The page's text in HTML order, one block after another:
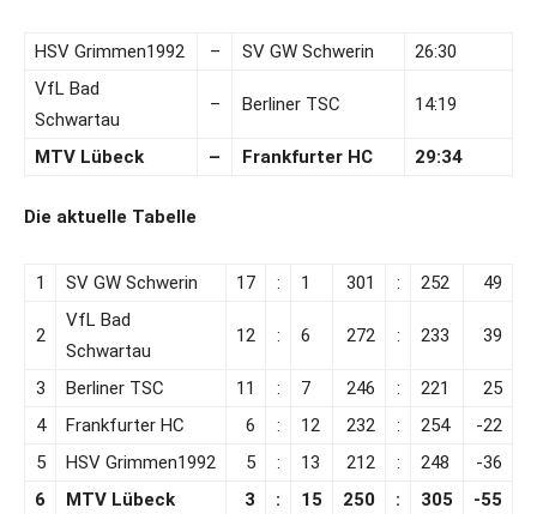
HSV Grimmen1992 – SV GW Schwerin
26:30
VfL Bad
Schwartau
– Berliner TSC 14:19
MTV Lübeck – Frankfurter HC 29:34
Die aktuelle Tabelle
1 SV GW Schwerin 17 : 1 301 : 252 49
2
VfL Bad
Schwartau
12 : 6 272 : 233 39
3 Berliner TSC 11 : 7 246 : 221
25
4
Frankfurter HC 6 : 12 232 : 254
-22
5
HSV Grimmen1992 5 : 13 212 : 248
-36
6
MTV Lübeck 3 : 15 250 : 305 -55